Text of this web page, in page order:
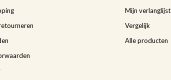
Mijn verlanglijst
Vergelijk
Alle producten